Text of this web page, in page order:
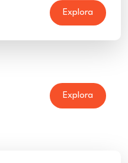
Explora
Explora